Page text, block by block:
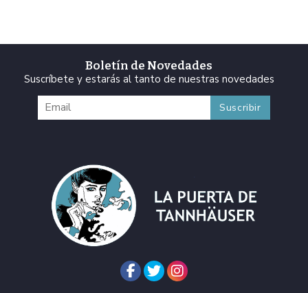
Boletín de Novedades
Suscríbete y estarás al tanto de nuestras novedades